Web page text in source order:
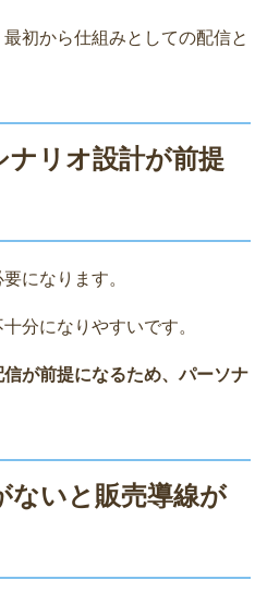
初から仕組みとしての配信と
リオ設計が前提
になります。
分になりやすいです。
が前提になるため、パーソナ
ないと販売導線が